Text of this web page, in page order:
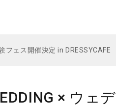
フェス開催決定 in DRESSYCAFE
× ウェデ